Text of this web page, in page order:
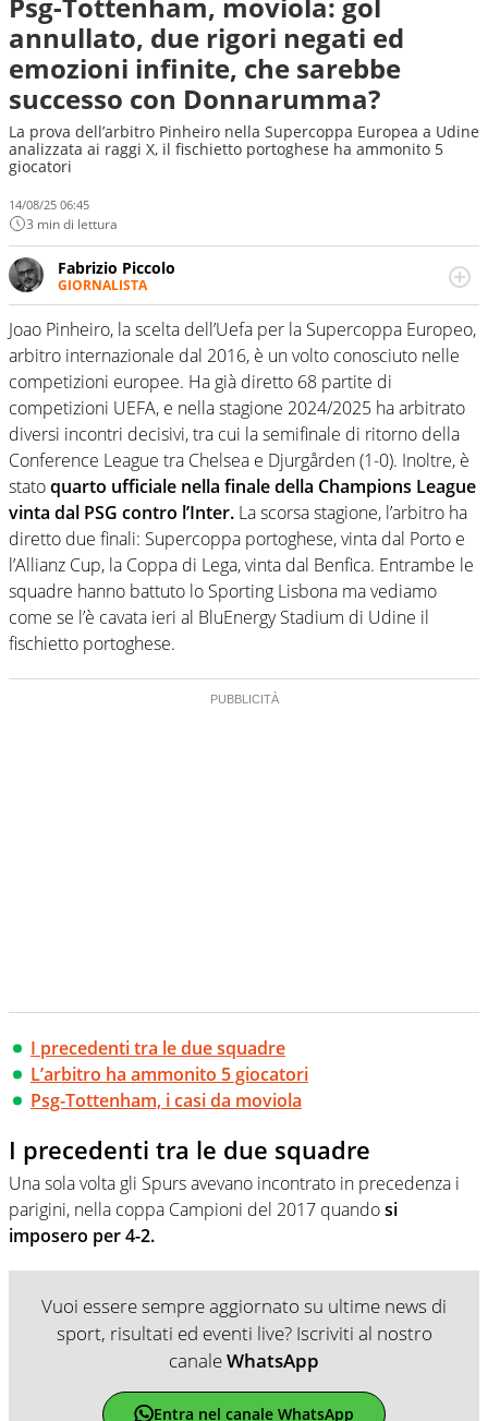
annullato, due rigori negati ed
emozioni infinite, che sarebbe
successo con Donnarumma?
La prova dell’arbitro Pinheiro nella Supercoppa Europea a Udine
analizzata ai raggi X, il fischietto portoghese ha ammonito 5
giocatori
14/08/25 06:45
3 min di lettura
Fabrizio Piccolo
GIORNALISTA
Nella sua carriera ha seguito numerose manifestazioni
sportive e collaborato con agenzie e testate. Esperienza,
competenza, conoscenza e memoria storica. Si occupa
prevalentemente di calcio
Joao Pinheiro, la scelta dell’Uefa per la Supercoppa Europeo,
arbitro internazionale dal 2016, è un volto conosciuto nelle
competizioni europee. Ha già diretto 68 partite di
competizioni UEFA, e nella stagione 2024/2025 ha arbitrato
diversi incontri decisivi, tra cui la semifinale di ritorno della
Conference League tra Chelsea e Djurgården (1-0). Inoltre, è
statoquarto ufficiale nella finale della Champions League
vinta dal PSG contro l’Inter. La scorsa stagione, l’arbitro ha
diretto due finali: Supercoppa portoghese, vinta dal Porto e
l’Allianz Cup, la Coppa di Lega, vinta dal Benfica. Entrambe le
squadre hanno battuto lo Sporting Lisbona ma vediamo
come se l’è cavata ieri al BluEnergy Stadium di Udine il
fischietto portoghese.
I precedenti tra le due squadre
L’arbitro ha ammonito 5 giocatori
Psg-Tottenham, i casi da moviola
I precedenti tra le due squadre
Una sola volta gli Spurs avevano incontrato in precedenza i
parigini, nella coppa Campioni del 2017 quandosi
imposero per 4-2.
Vuoi essere sempre aggiornato su ultime news di
sport, risultati ed eventi live? Iscriviti al nostro
canaleWhatsApp
Entra nel canale WhatsApp